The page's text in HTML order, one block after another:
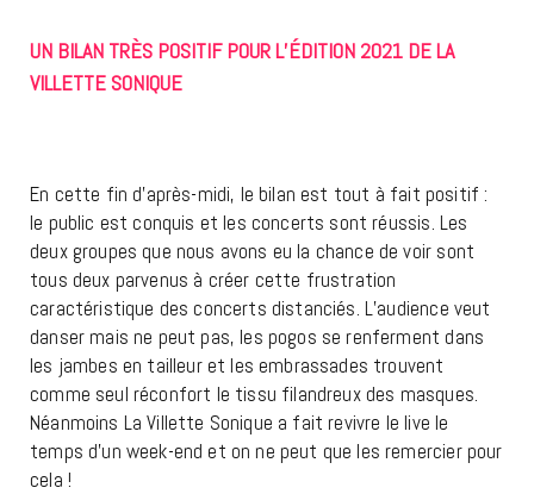
UN BILAN TRÈS POSITIF POUR L’ÉDITION 2021 DE LA
VILLETTE SONIQUE
En cette fin d’après-midi, le bilan est tout à fait positif :
le public est conquis et les concerts sont réussis. Les
deux groupes que nous avons eu la chance de voir sont
tous deux parvenus à créer cette frustration
caractéristique des concerts distanciés. L’audience veut
danser mais ne peut pas, les pogos se renferment dans
les jambes en tailleur et les embrassades trouvent
comme seul réconfort le tissu filandreux des masques.
Néanmoins La Villette Sonique a fait revivre le live le
temps d’un week-end et on ne peut que les remercier pour
cela !